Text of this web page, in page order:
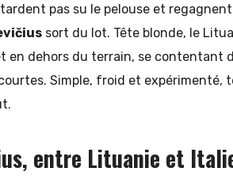
pas su le pelouse et
sort du lot. Tête blonde, le
en dehors du terrain, se contentant
Simple, froid et expérimenté,
entre Lituanie et